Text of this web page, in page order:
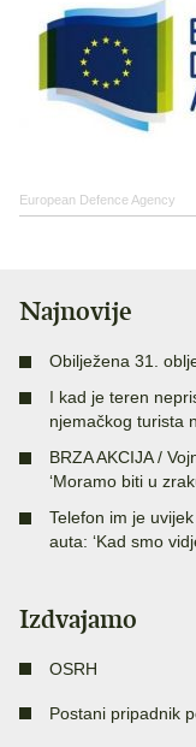
European Defence Agency
Najnovije
Obilježena 31.
I kad je teren
njemačkog turista
BRZA AKCIJA /
‘Moramo biti u
Telefon im je
auta: ‘Kad smo
Izdvajamo
OSRH
Postani pripadnik